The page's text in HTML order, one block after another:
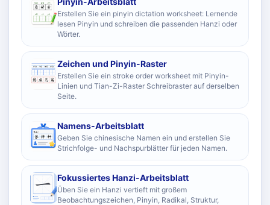
Erstellen Sie ein pinyin dictation worksheet: Lernende
lesen Pinyin und schreiben die passenden Hanzi oder
Wörter.
Zeichen und Pinyin-Raster
Erstellen Sie ein stroke order worksheet mit Pinyin-
Linien und Tian-Zi-Raster Schreibraster auf derselben
Seite.
Namens-Arbeitsblatt
Geben Sie chinesische Namen ein und erstellen Sie
Strichfolge- und Nachspurblätter für jeden Namen.
Fokussiertes Hanzi-Arbeitsblatt
Üben Sie ein Hanzi vertieft mit großem
Beobachtungszeichen, Pinyin, Radikal, Struktur,